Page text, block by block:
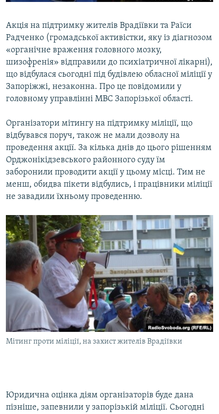
Усі сайти RFE/RL
Акція на підтримку жителів Врадіївки та Раїси
Радченко (громадської активістки, яку із діагнозом
«органічне враження головного мозку,
шизофренія» відправили до психіатричної лікарні),
що відбулася сьогодні під будівлею обласної міліції у
Запоріжжі, незаконна. Про це повідомили у
головному управлінні МВС Запорізької області.
Організатори мітингу на підтримку міліції, що
відбувався поруч, також не мали дозволу на
проведення акції. За кілька днів до цього рішенням
Орджонікідзевського районного суду їм
заборонили проводити акції у цьому місці. Тим не
менш, обидва пікети відбулись, і працівники міліції
не завадили їхньому проведенню.
Мітинг проти міліції, на захист жителів Врадіївки
Юридична оцінка діям організаторів буде дана
пізніше, запевнили у запорізькій міліції. Сьогодні